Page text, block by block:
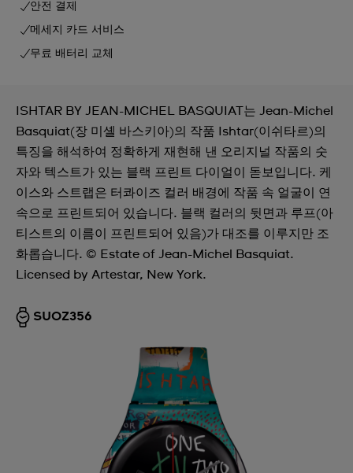
안전 결제
메세지 카드 서비스
무료 배터리 교체
ISHTAR BY JEAN-MICHEL BASQUIAT는 Jean-Michel
Basquiat(장 미셸 바스키아)의 작품 Ishtar(이쉬타르)의
특징을 해석하여 정확하게 재현해 낸 오리지널 작품의 숫
자와 텍스트가 있는 블랙 프린트 다이얼이 돋보입니다. 케
이스와 스트랩은 터콰이즈 컬러 배경에 작품 속 얼굴이 연
속으로 프린트되어 있습니다. 블랙 컬러의 뒷면과 루프(아
티스트의 이름이 프린트되어 있음)가 대조를 이루지만 조
화롭습니다. © Estate of Jean-Michel Basquiat.
Licensed by Artestar, New York.
SUOZ356